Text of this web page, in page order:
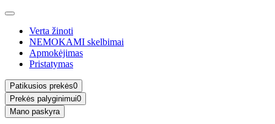
Verta žinoti
NEMOKAMI skelbimai
Apmokėjimas
Pristatymas
Patikusios prekės0
Prekės palyginimui0
Mano paskyra